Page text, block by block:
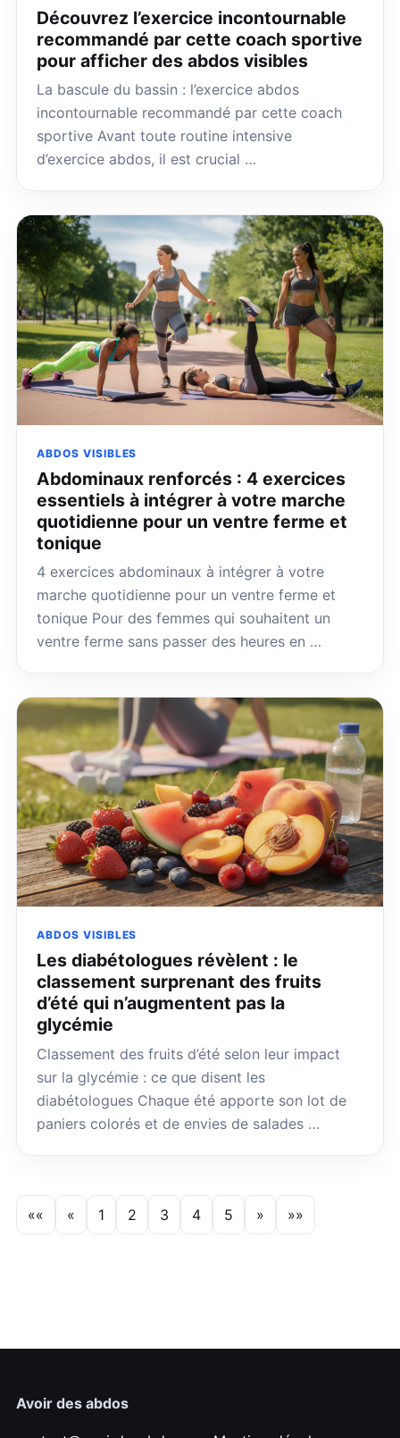
Découvrez l’exercice incontournable
recommandé par cette coach sportive
pour afficher des abdos visibles
La bascule du bassin : l’exercice abdos
incontournable recommandé par cette coach
sportive Avant toute routine intensive
d’exercice abdos, il est crucial …
ABDOS VISIBLES
Abdominaux renforcés : 4 exercices
essentiels à intégrer à votre marche
quotidienne pour un ventre ferme et
tonique
4 exercices abdominaux à intégrer à votre
marche quotidienne pour un ventre ferme et
tonique Pour des femmes qui souhaitent un
ventre ferme sans passer des heures en …
ABDOS VISIBLES
Les diabétologues révèlent : le
classement surprenant des fruits
d’été qui n’augmentent pas la
glycémie
Classement des fruits d’été selon leur impact
sur la glycémie : ce que disent les
diabétologues Chaque été apporte son lot de
paniers colorés et de envies de salades …
«« « 1 2 3 4 5 » »»
Avoir des abdos